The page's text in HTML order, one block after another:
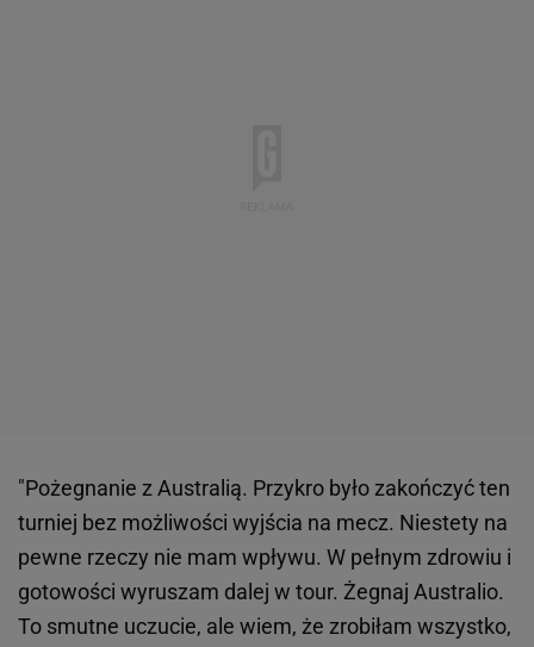
"Pożegnanie z Australią. Przykro było zakończyć ten
turniej bez możliwości wyjścia na mecz. Niestety na
pewne rzeczy nie mam wpływu. W pełnym zdrowiu i
gotowości wyruszam dalej w tour. Żegnaj Australio.
To smutne uczucie, ale wiem, że zrobiłam wszystko,